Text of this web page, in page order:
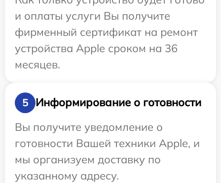
и оплаты услуги Вы получите
фирменный сертификат на ремонт
устройства Apple сроком на 36
месяцев.
5
Информирование о готовности
Вы получите уведомление о
готовности Вашей техники Apple, и
мы организуем доставку по
указанному адресу.